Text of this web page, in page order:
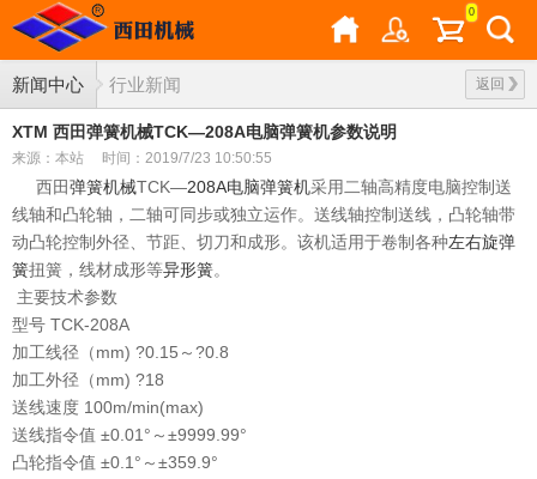
0
新闻中心 返回
行业新闻
XTM 西田弹簧机械TCK—208A电脑弹簧机参数说明
来源：本站 时间：2019/7/23 10:50:55
西田弹簧机械TCK—208A电脑弹簧机采用二轴高精度电脑控制送
线轴和凸轮轴，二轴可同步或独立运作。送线轴控制送线，凸轮轴带
动凸轮控制外径、节距、切刀和成形。该机适用于卷制各种左右旋弹
簧扭簧，线材成形等异形簧。
主要技术参数
型号 TCK-208A
加工线径（mm) ?0.15～?0.8
加工外径（mm) ?18
送线速度 100m/min(max)
送线指令值 ±0.01°～±9999.99°
凸轮指令值 ±0.1°～±359.9°